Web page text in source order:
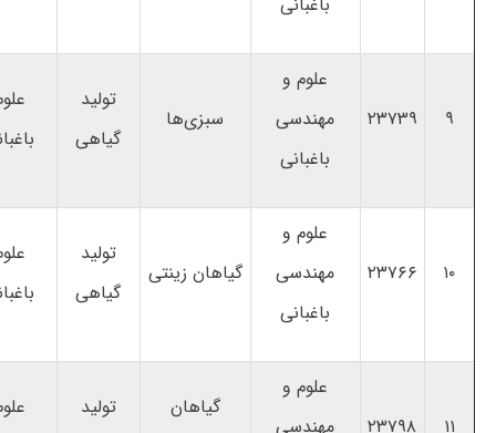
۹ ۲۳۷۳۹
علوم و
مهندسی
باغبانی
سبزی‌ها
تولید
گیاهی
۱۰ ۲۳۷۶۶
علوم و
مهندسی
باغبانی
گیاهان زینتی
تولید
گیاهی
۱۱ ۲۳۷۹۸
علوم و
مهندسی
گیاهان
تولید